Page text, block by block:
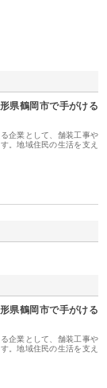
県鶴岡市で手がける
企業として、舗装工事や
。地域住民の生活を支え
県鶴岡市で手がける
企業として、舗装工事や
。地域住民の生活を支え